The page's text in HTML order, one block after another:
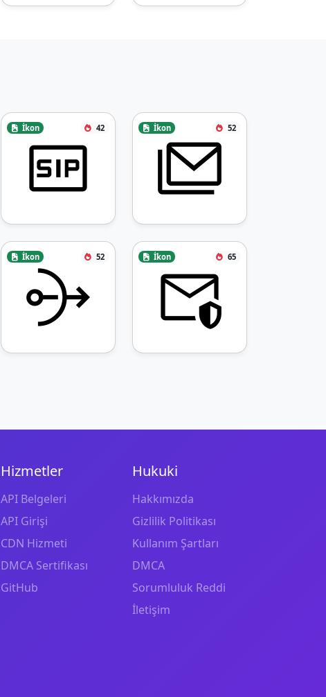
İkon 42 İkon 52
İkon 52 İkon 65
Hizmetler
API Belgeleri
API Girişi
CDN Hizmeti
DMCA Sertifikası
GitHub
Hukuki
Hakkımızda
Gizlilik Politikası
Kullanım Şartları
DMCA
Sorumluluk Reddi
İletişim